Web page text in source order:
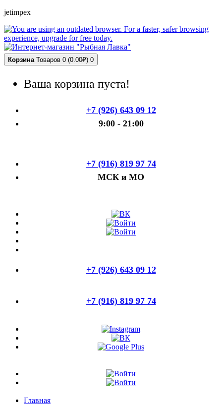
jetimpex
Корзина Товаров 0 (0.00₽) 0
Ваша корзина пуста!
+7 (926) 643 09 12
9:00 - 21:00
+7 (916) 819 97 74
МСК и МО
+7 (926) 643 09 12
+7 (916) 819 97 74
Главная